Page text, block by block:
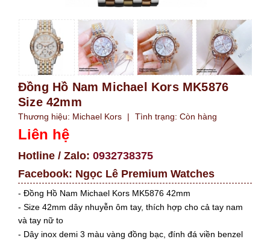
Đồng Hồ Nam Michael Kors MK5876
Size 42mm
Thương hiệu: Michael Kors | Tình trạng: Còn hàng
Liên hệ
Hotline / Zalo: 0932738375
Facebook: Ngọc Lê Premium Watches
- Đồng Hồ Nam Michael Kors MK5876 42mm
- Size 42mm dây nhuyễn ôm tay, thích hợp cho cả tay nam
và tay nữ to
- Dây inox demi 3 màu vàng đồng bạc, đính đá viền benzel